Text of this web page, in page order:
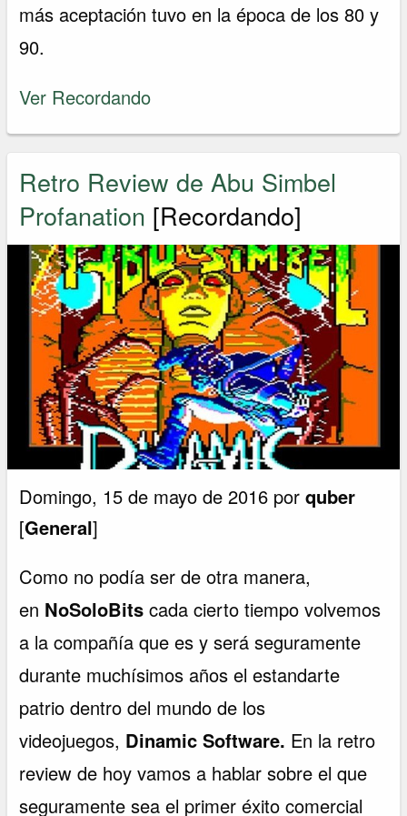
más aceptación tuvo en la época de los 80 y
90.
Ver Recordando
Retro Review de Abu Simbel
Profanation [Recordando]
Domingo, 15 de mayo de 2016 porquber
[General]
Como no podía ser de otra manera,
en NoSoloBits cada cierto tiempo volvemos
a la compañía que es y será seguramente
durante muchísimos años el estandarte
patrio dentro del mundo de los
videojuegos, Dinamic Software. En la retro
review de hoy vamos a hablar sobre el que
seguramente sea el primer éxito comercial